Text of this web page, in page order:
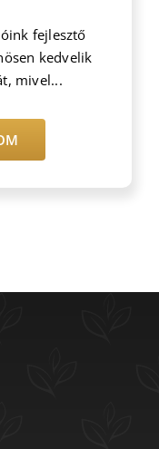
fejlesztő
kedvelik
mivel...